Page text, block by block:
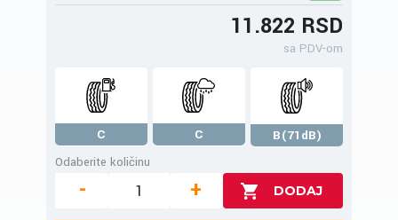
11.822 RSD
sa PDV-om
C C
B(71dB)
Odaberite količinu
- +